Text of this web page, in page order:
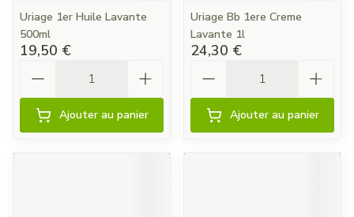
Uriage 1er Huile Lavante
500ml
19,50 €
Ajouter au panier
Uriage Bb 1ere Creme
Lavante 1l
24,30 €
Ajouter au panier